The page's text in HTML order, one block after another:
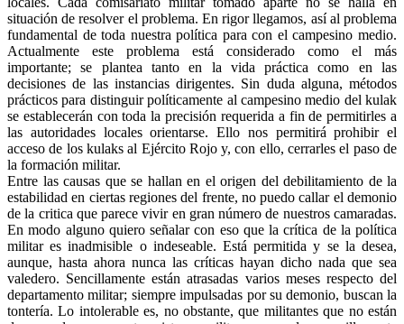
situación de resolver el problema. En rigor llegamos, así al problema
fundamental de toda nuestra política para con el campesino medio.
Actualmente este problema está considerado como el más
importante; se plantea tanto en la vida práctica como en las
decisiones de las instancias dirigentes. Sin duda alguna, métodos
prácticos para distinguir políticamente al campesino medio del kulak
se establecerán con toda la precisión requerida a fin de permitirles a
las autoridades locales orientarse. Ello nos permitirá prohibir el
acceso de los kulaks al Ejército Rojo y, con ello, cerrarles el paso de
la formación militar.
Entre las causas que se hallan en el origen del debilitamiento de la
estabilidad en ciertas regiones del frente, no puedo callar el demonio
de la critica que parece vivir en gran número de nuestros camaradas.
En modo alguno quiero señalar con eso que la crítica de la política
militar es inadmisible o indeseable. Está permitida y se la desea,
aunque, hasta ahora nunca las críticas hayan dicho nada que sea
valedero. Sencillamente están atrasadas varios meses respecto del
departamento militar; siempre impulsadas por su demonio, buscan la
tontería. Lo intolerable es, no obstante, que militantes que no están